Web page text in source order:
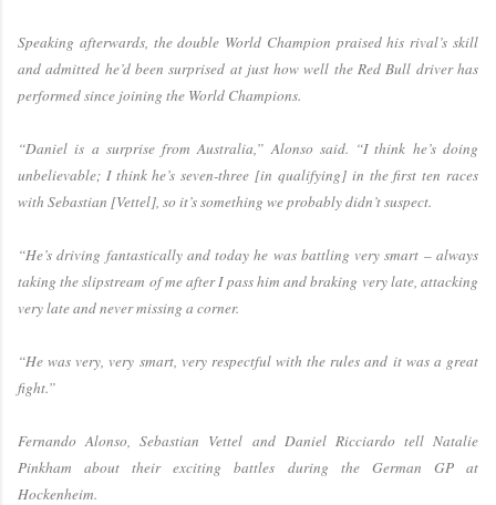
Speaking afterwards, the double World Champion praised his rival’s skill
and admitted he’d been surprised at just how well the Red Bull driver has
performed since joining the World Champions.
“Daniel is a surprise from Australia,” Alonso said. “I think he’s doing
unbelievable; I think he’s seven-three [in qualifying] in the first ten races
with Sebastian [Vettel], so it’s something we probably didn’t suspect.
“He’s driving fantastically and today he was battling very smart – always
taking the slipstream of me after I pass him and braking very late, attacking
very late and never missing a corner.
“He was very, very smart, very respectful with the rules and it was a great
fight.”
Fernando Alonso, Sebastian Vettel and Daniel Ricciardo tell Natalie
Pinkham about their exciting battles during the German GP at
Hockenheim.